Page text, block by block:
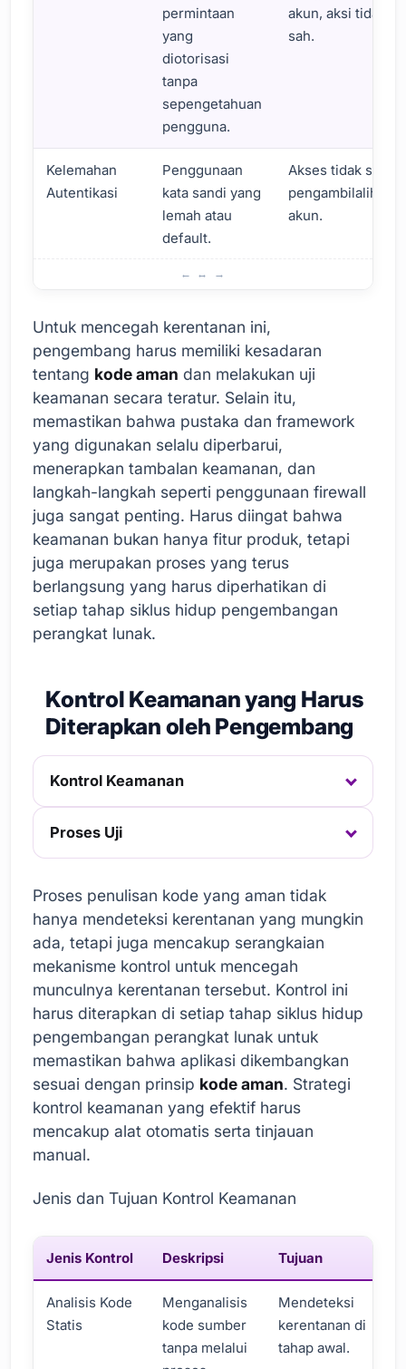
permintaan
yang
diotorisasi
tanpa
sepengetahuan
pengguna.
akun, aksi tidak
sah.
Kelemahan
Autentikasi
Penggunaan
kata sandi yang
lemah atau
default.
Akses tidak sah,
pengambilalihan
akun.
Untuk mencegah kerentanan ini,
pengembang harus memiliki kesadaran
tentang kode aman dan melakukan uji
keamanan secara teratur. Selain itu,
memastikan bahwa pustaka dan framework
yang digunakan selalu diperbarui,
menerapkan tambalan keamanan, dan
langkah-langkah seperti penggunaan firewall
juga sangat penting. Harus diingat bahwa
keamanan bukan hanya fitur produk, tetapi
juga merupakan proses yang terus
berlangsung yang harus diperhatikan di
setiap tahap siklus hidup pengembangan
perangkat lunak.
Kontrol Keamanan yang Harus
Diterapkan oleh Pengembang
Kontrol Keamanan
Proses Uji
Proses penulisan kode yang aman tidak
hanya mendeteksi kerentanan yang mungkin
ada, tetapi juga mencakup serangkaian
mekanisme kontrol untuk mencegah
munculnya kerentanan tersebut. Kontrol ini
harus diterapkan di setiap tahap siklus hidup
pengembangan perangkat lunak untuk
memastikan bahwa aplikasi dikembangkan
sesuai dengan prinsip kode aman. Strategi
kontrol keamanan yang efektif harus
mencakup alat otomatis serta tinjauan
manual.
Jenis dan Tujuan Kontrol Keamanan
Jenis Kontrol Deskripsi Tujuan
Analisis Kode
Statis
Menganalisis
kode sumber
tanpa melalui
Mendeteksi
kerentanan di
tahap awal.